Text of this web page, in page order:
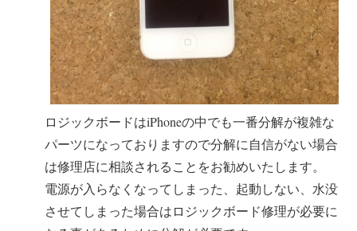
ロジックボードはiPhoneの中でも一番分解が複雑な
パーツになっておりますので分解に自信がない場合
は修理店に相談されることをお勧めいたします。
電源が入らなくなってしまった、起動しない、水没
させてしまった場合はロジックボード修理が必要に